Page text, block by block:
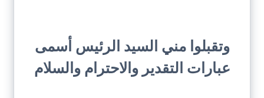
وتقبلوا مني السيد الرئيس أسمى
عبارات التقدير والاحترام والسلام